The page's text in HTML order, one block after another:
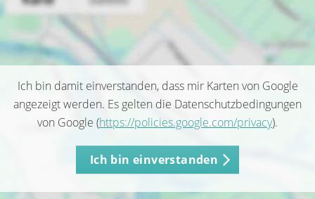
Ich bin damit einverstanden, dass mir Karten von Google
angezeigt werden. Es gelten die Datenschutzbedingungen
von Google (https://policies.google.com/privacy).
Ich bin einverstanden